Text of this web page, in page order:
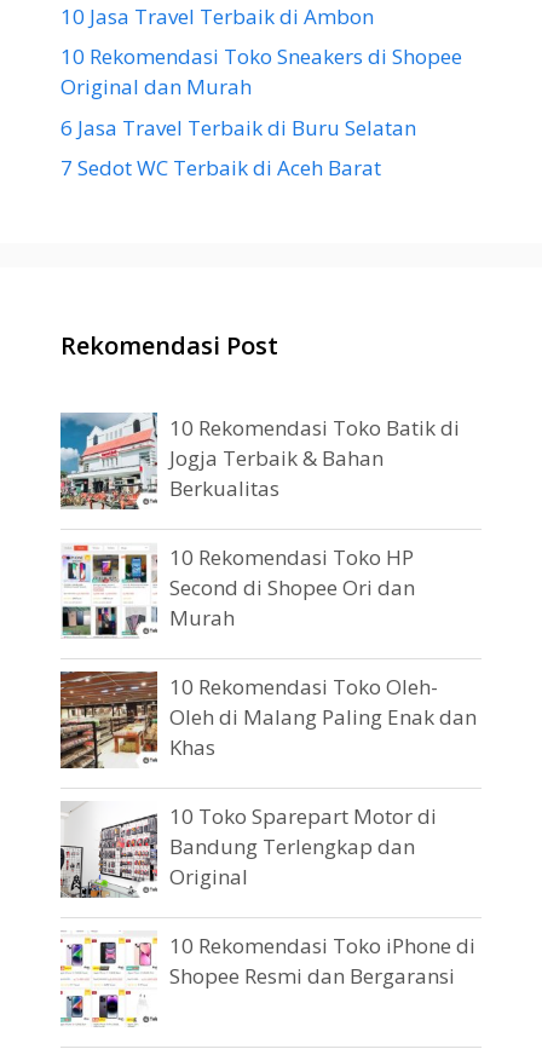
10 Jasa Travel Terbaik di Ambon
10 Rekomendasi Toko Sneakers di Shopee
Original dan Murah
6 Jasa Travel Terbaik di Buru Selatan
7 Sedot WC Terbaik di Aceh Barat
Rekomendasi Post
10 Rekomendasi Toko Batik di
Jogja Terbaik & Bahan
Berkualitas
10 Rekomendasi Toko HP
Second di Shopee Ori dan
Murah
10 Rekomendasi Toko Oleh-
Oleh di Malang Paling Enak dan
Khas
10 Toko Sparepart Motor di
Bandung Terlengkap dan
Original
10 Rekomendasi Toko iPhone di
Shopee Resmi dan Bergaransi